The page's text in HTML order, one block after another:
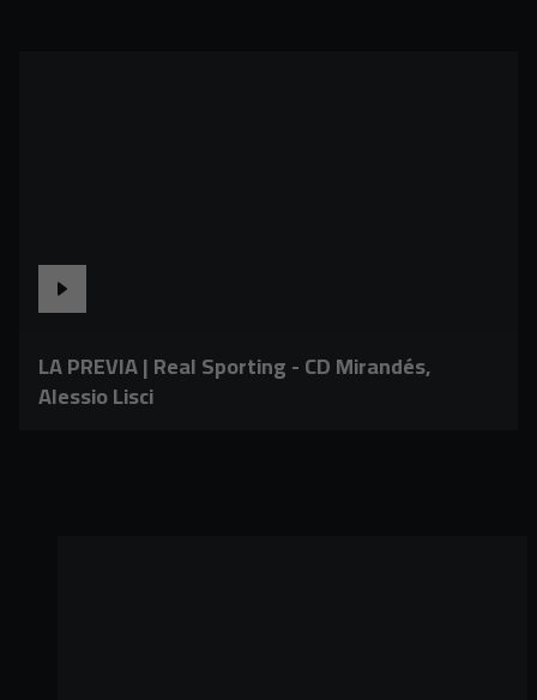
LA PREVIA | Real Sporting - CD Mirandés,
Alessio Lisci